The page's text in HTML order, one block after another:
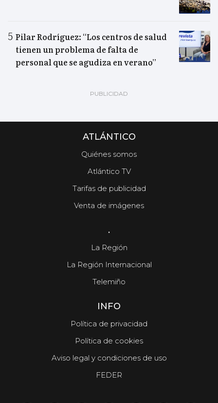
Pilar Rodríguez: “Los centros de salud
tienen un problema de falta de
personal que se agudiza en verano”
ATLÁNTICO
Quiénes somos
Atlántico TV
Tarifas de publicidad
Venta de imágenes
.
La Región
La Región Internacional
Telemiño
INFO
Política de privacidad
Política de cookies
Aviso legal y condiciones de uso
FEDER